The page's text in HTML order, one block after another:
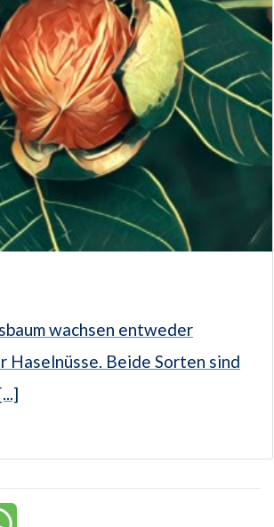
wachsen entweder
Haselnüsse. Beide Sorten sind